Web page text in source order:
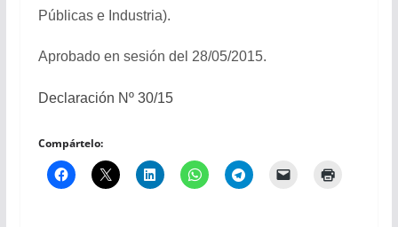
Públicas e Industria).
Aprobado en sesión del 28/05/2015.
Declaración Nº 30/15
Compártelo: